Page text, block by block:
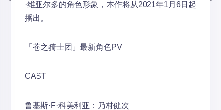
·维亚尔多的角色形象，本作将从2021年1月6日起
播出。
「苍之骑士团」最新角色PV
CAST
鲁基斯·F·科美利亚：乃村健次